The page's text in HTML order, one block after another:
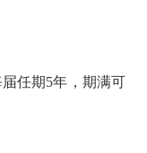
任期5年，期满可